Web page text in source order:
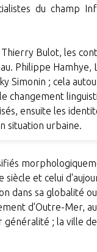
du champ
Thierry Bulot, les
Philippe Hamhye,
Simonin ; cela
changement
ensuite les
situation urbaine.
et celui
dans sa globalité
d'Outre-Mer,
généralité ; la ville